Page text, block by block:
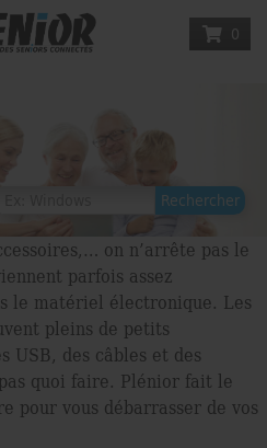
0
on n’arrête pas le
parfois assez
le matériel électronique. Les
pleins de petits
USB, des câbles et des
quoi faire. Plénior fait le
pour vous débarrasser de vos